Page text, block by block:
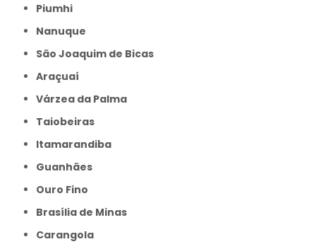
Piumhi
Nanuque
São Joaquim de Bicas
Araçuaí
Várzea da Palma
Taiobeiras
Itamarandiba
Guanhães
Ouro Fino
Brasília de Minas
Carangola